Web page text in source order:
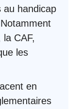
au handicap
CAF,
les
en